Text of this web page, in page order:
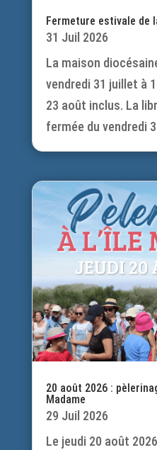
Fermeture estivale de
31 Juil 2026
La maison
vendredi 31 juillet à
23 août inclus. La
fermée du vendredi
20 août 2026 :
Madame
29 Juil 2026
Le jeudi 20 août